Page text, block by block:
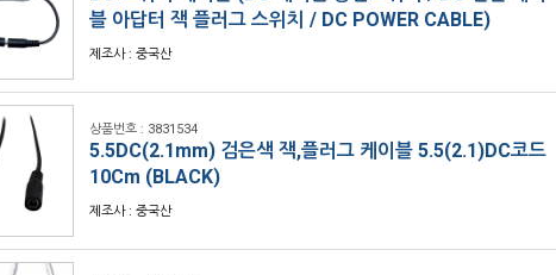
블 아답터 잭 플러그 스위치 / DC POWER CABLE)
제조사 : 중국산
상품번호 : 3831534
5.5DC(2.1mm) 검은색 잭,플러그 케이블 5.5(2.1)DC코드
10Cm (BLACK)
제조사 : 중국산